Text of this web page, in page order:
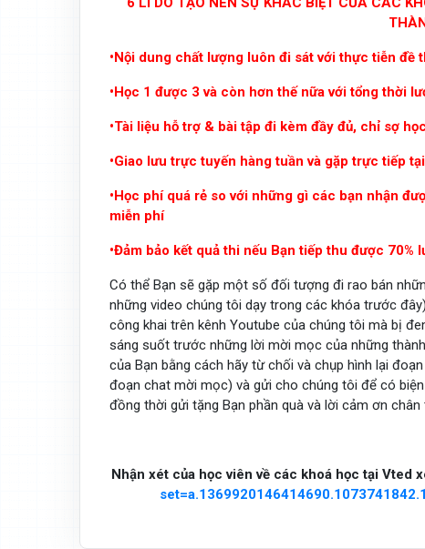
•Nội dung chất lượng luôn đi sát với thực tiễn đề
•Học 1 được 3 và còn hơn thế nữa với tổng thời
•Tài liệu hỗ trợ & bài tập đi kèm đầy đủ, chỉ sợ
•Giao lưu trực tuyến hàng tuần và gặp trực tiếp
•Học phí quá rẻ so với những gì các bạn nhận
miễn phí
•Đảm bảo kết quả thi nếu Bạn tiếp thu được
Có thể Bạn sẽ gặp một số đối tượng đi rao bán
những video chúng tôi dạy trong các khóa trước
công khai trên kênh Youtube của chúng tôi mà bị
sáng suốt trước những lời mời mọc của những
của Bạn bằng cách hãy từ chối và chụp hình lại
đoạn chat mời mọc) và gửi cho chúng tôi để có
đồng thời gửi tặng Bạn phần quà và lời cảm ơn chân
Nhận xét của học viên về các khoá học tại Vted